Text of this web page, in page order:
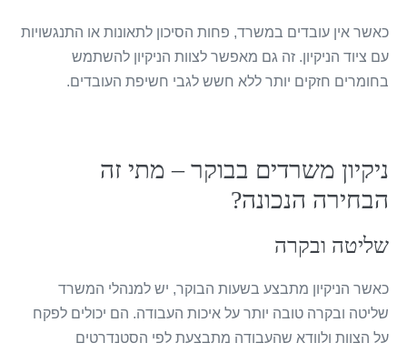
כאשר אין עובדים במשרד, פחות הסיכון לתאונות או התנגשויות
עם ציוד הניקיון. זה גם מאפשר לצוות הניקיון להשתמש
בחומרים חזקים יותר ללא חשש לגבי חשיפת העובדים.
ניקיון משרדים בבוקר – מתי זה
הבחירה הנכונה?
שליטה ובקרה
כאשר הניקיון מתבצע בשעות הבוקר, יש למנהלי המשרד
שליטה ובקרה טובה יותר על איכות העבודה. הם יכולים לפקח
על הצוות ולוודא שהעבודה מתבצעת לפי הסטנדרטים